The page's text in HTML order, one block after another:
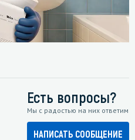
Есть вопросы?
Мы с радостью на них ответим
НАПИСАТЬ СООБЩЕНИЕ